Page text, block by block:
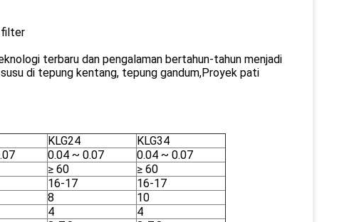
filter
terbaru dan pengalaman bertahun-tahun menjadi
di tepung kentang, tepung gandum,Proyek pati
KLG24
KLG34
0.04 ~ 0.07
0.04 ~ 0.07
≥ 60
≥ 60
16-17
16-17
8
10
4
4